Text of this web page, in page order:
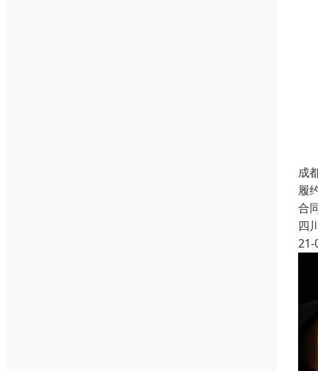
成
履
合
四
21-